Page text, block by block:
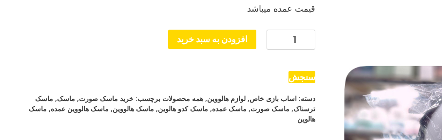
قیمت عمده میباشد
ماسک
جیغ
دار
افزودن به سبد خرید
سنجش
دسته: اساب بازی خاص, لوازم هالووین, همه محصولات برچسب: خرید ماسک صورت, ماسک, ماسک
ترسناک, ماسک صورت, ماسک عمده, ماسک کدو هالوین, ماسک هالووین, ماسک هالووین عمده, ماسک
هالوین